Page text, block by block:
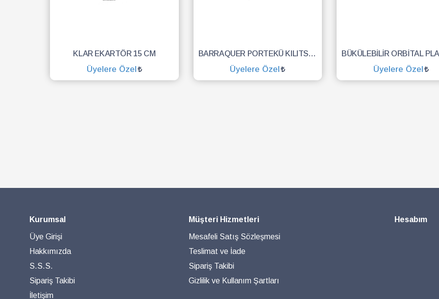
KLAR EKARTÖR 15 CM
Üyelere Özel
BARRAQUER PORTEKÜ KILITS.12CM
Üyelere Özel Üyelere Özel
Kurumsal
Üye Girişi
Hakkımızda
S.S.S.
Sipariş Takibi
İletişim
Müşteri Hizmetleri
Mesafeli Satış Sözleşmesi
Teslimat ve İade
Sipariş Takibi
Gizlilik ve Kullanım Şartları
Hesabım